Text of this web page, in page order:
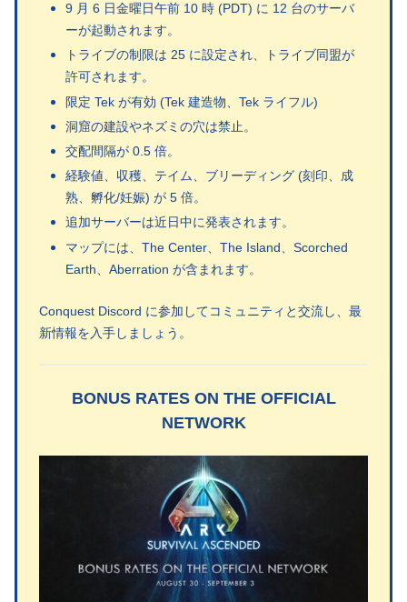
9 月 6 日金曜日午前 10 時 (PDT) に 12 台のサーバ
ーが起動されます。
トライブの制限は 25 に設定され、トライブ同盟が
許可されます。
限定 Tek が有効 (Tek 建造物、Tek ライフル)
洞窟の建設やネズミの穴は禁止。
交配間隔が 0.5 倍。
経験値、収穫、テイム、ブリーディング (刻印、成
熟、孵化/妊娠) が 5 倍。
追加サーバーは近日中に発表されます。
マップには、The Center、The Island、Scorched
Earth、Aberration が含まれます。
Conquest Discord に参加してコミュニティと交流し、最
新情報を入手しましょう。
BONUS RATES ON THE OFFICIAL
NETWORK